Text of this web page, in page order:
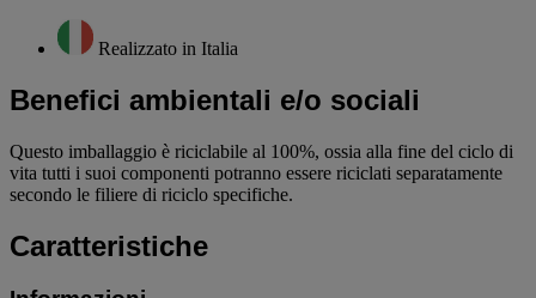
Realizzato in Italia
Benefici ambientali e/o sociali
Questo imballaggio è riciclabile al 100%, ossia alla fine del ciclo di
vita tutti i suoi componenti potranno essere riciclati separatamente
secondo le filiere di riciclo specifiche.
Caratteristiche